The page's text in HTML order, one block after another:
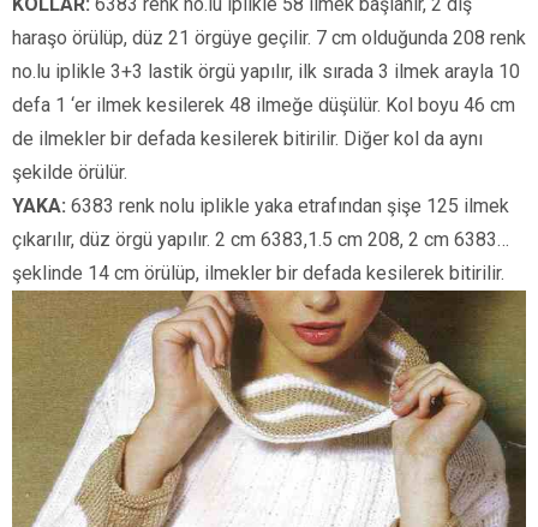
haraşo örülüp, düz 21 örgüye geçilir. 7 cm olduğunda 208 renk
no.lu iplikle 3+3 lastik örgü yapılır, ilk sırada 3 ilmek arayla 10
defa 1 ‘er ilmek kesilerek 48 ilmeğe düşülür. Kol boyu 46 cm
de ilmekler bir defada kesilerek bitirilir. Diğer kol da aynı
şekilde örülür.
YAKA: 6383 renk nolu iplikle yaka etrafından şişe 125 ilmek
çıkarılır, düz örgü yapılır. 2 cm 6383,1.5 cm 208, 2 cm 6383…
şeklinde 14 cm örülüp, ilmekler bir defada kesilerek bitirilir.